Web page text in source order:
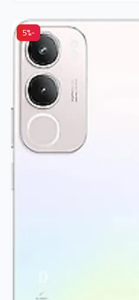
-5%